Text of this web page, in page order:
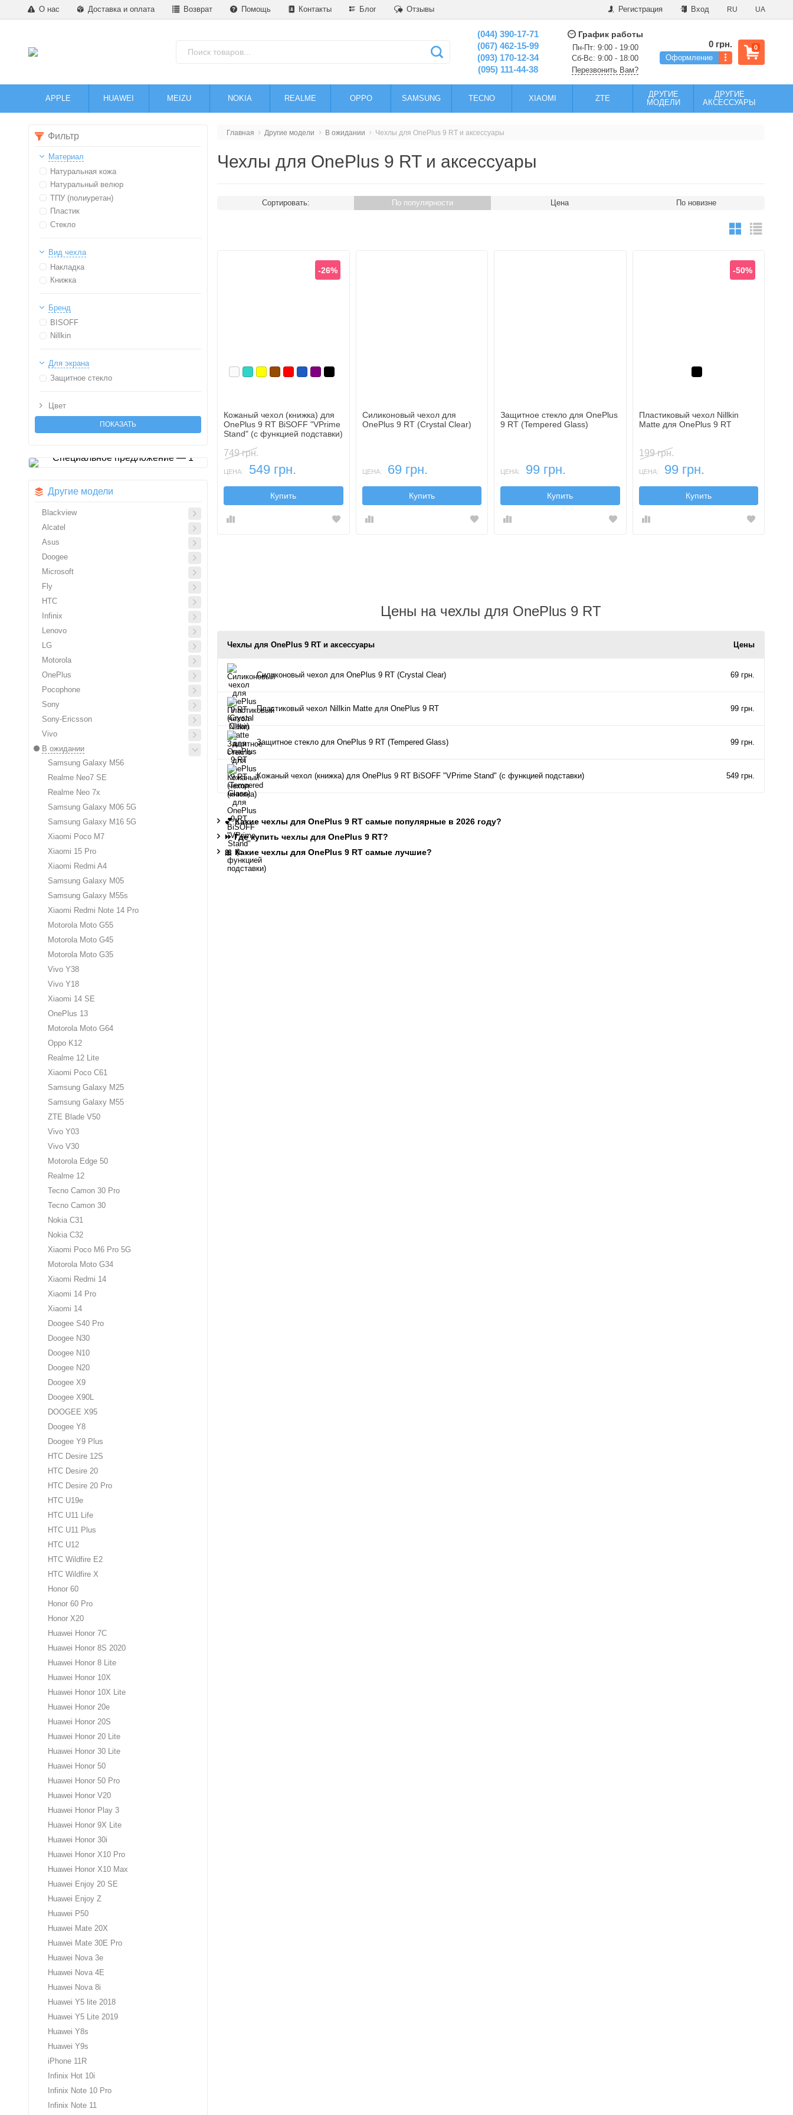
О нас Доставка и оплата Возврат Помощь Контакты Блог Отзывы Регистрация Вход RU UA
(044) 390-17-71
(067) 462-15-99
(093) 170-12-34
(095) 111-44-38
График работы
Пн-Пт: 9:00 - 19:00
Сб-Вс: 9:00 - 18:00
Перезвонить Вам?
0
0 грн.
Оформление
APPLE HUAWEI MEIZU NOKIA REALME OPPO SAMSUNG TECNO XIAOMI ZTE
ДРУГИЕ
МОДЕЛИ
ДРУГИЕ
АКСЕССУАРЫ
Фильтр
Материал
Натуральная кожа
Натуральный велюр
ТПУ (полиуретан)
Пластик
Стекло
Вид чехла
Накладка
Книжка
Бренд
BISOFF
Nillkin
Для экрана
Защитное стекло
Цвет
Другие модели
Blackview
Alcatel
Asus
Doogee
Microsoft
Fly
HTC
Infinix
Lenovo
LG
Motorola
OnePlus
Pocophone
Sony
Sony-Ericsson
Vivo
В ожидании
Samsung Galaxy M56
Realme Neo7 SE
Realme Neo 7x
Samsung Galaxy M06 5G
Samsung Galaxy M16 5G
Xiaomi Poco M7
Xiaomi 15 Pro
Xiaomi Redmi A4
Samsung Galaxy M05
Samsung Galaxy M55s
Xiaomi Redmi Note 14 Pro
Motorola Moto G55
Motorola Moto G45
Motorola Moto G35
Vivo Y38
Vivo Y18
Xiaomi 14 SE
OnePlus 13
Motorola Moto G64
Oppo K12
Realme 12 Lite
Xiaomi Poco C61
Samsung Galaxy M25
Samsung Galaxy M55
ZTE Blade V50
Vivo Y03
Vivo V30
Motorola Edge 50
Realme 12
Tecno Camon 30 Pro
Tecno Camon 30
Nokia C31
Nokia C32
Xiaomi Poco M6 Pro 5G
Motorola Moto G34
Xiaomi Redmi 14
Xiaomi 14 Pro
Xiaomi 14
Doogee S40 Pro
Doogee N30
Doogee N10
Doogee N20
Doogee X9
Doogee X90L
DOOGEE X95
Doogee Y8
Doogee Y9 Plus
HTC Desire 12S
HTC Desire 20
HTC Desire 20 Pro
HTC U19e
HTC U11 Life
HTC U11 Plus
HTC U12
HTC Wildfire E2
HTC Wildfire X
Honor 60
Honor 60 Pro
Honor X20
Huawei Honor 7C
Huawei Honor 8S 2020
Huawei Honor 8 Lite
Huawei Honor 10X
Huawei Honor 10X Lite
Huawei Honor 20e
Huawei Honor 20S
Huawei Honor 20 Lite
Huawei Honor 30 Lite
Huawei Honor 50
Huawei Honor 50 Pro
Huawei Honor V20
Huawei Honor Play 3
Huawei Honor 9X Lite
Huawei Honor 30i
Huawei Honor X10 Pro
Huawei Honor X10 Max
Huawei Enjoy 20 SE
Huawei Enjoy Z
Huawei P50
Huawei Mate 20X
Huawei Mate 30E Pro
Huawei Nova 3e
Huawei Nova 4E
Huawei Nova 8i
Huawei Y5 lite 2018
Huawei Y5 Lite 2019
Huawei Y8s
Huawei Y9s
iPhone 11R
Infinix Hot 10i
Infinix Note 10 Prо
Infinix Note 11
Главная Другие модели В ожидании Чехлы для OnePlus 9 RT и аксессуары
Чехлы для OnePlus 9 RT и аксессуары
Сортировать: По популярности Цена По новизне
БелыйБирюзовый
Желтый
Коричневый
Красный
Синий, темный
Фиолетовый, темный
Черный
-26%
Кожаный чехол (книжка) для
OnePlus 9 RT BiSOFF "VPrime
Stand" (с функцией подставки)
749 грн.
ЦЕНА: 549 грн.
Купить
Силиконовый чехол для
OnePlus 9 RT (Crystal Clear)
ЦЕНА: 69 грн.
Купить
Защитное стекло для OnePlus
9 RT (Tempered Glass)
ЦЕНА: 99 грн.
Купить
Черный
-50%
Пластиковый чехол Nillkin
Matte для OnePlus 9 RT
199 грн.
ЦЕНА: 99 грн.
Купить
Цены на чехлы для OnePlus 9 RT
Чехлы для OnePlus 9 RT и аксессуары Цены
Силиконовый чехол для OnePlus 9 RT (Crystal Clear) 69 грн.
Пластиковый чехол Nillkin Matte для OnePlus 9 RT 99 грн.
Защитное стекло для OnePlus 9 RT (Tempered Glass) 99 грн.
Кожаный чехол (книжка) для OnePlus 9 RT BiSOFF "VPrime Stand" (с функцией подставки) 549 грн.
💕 Какие чехлы для OnePlus 9 RT самые популярные в 2026 году?
⏩ Где купить чехлы для OnePlus 9 RT?
🎀 Какие чехлы для OnePlus 9 RT самые лучшие?